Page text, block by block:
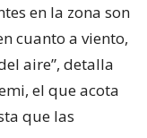
en la zona son
cuanto a viento,
aire”, detalla
el que acota
que las